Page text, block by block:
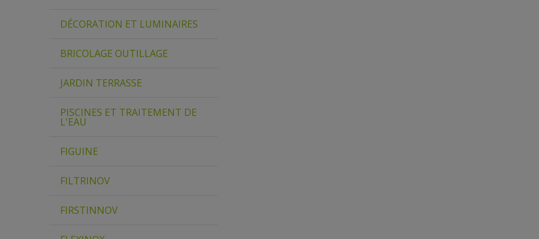
DÉCORATION ET LUMINAIRES
BRICOLAGE OUTILLAGE
JARDIN TERRASSE
PISCINES ET TRAITEMENT DE
L'EAU
FIGUINE
FILTRINOV
FIRSTINNOV